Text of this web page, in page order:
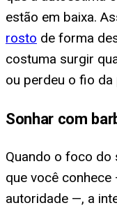
estão em baixa.
rosto de forma
costuma surgir
ou perdeu o fio
Sonhar com
Quando o foco do
que você
autoridade —, a